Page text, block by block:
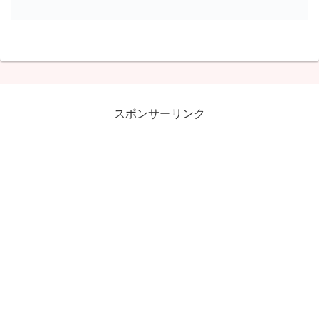
スポンサーリンク